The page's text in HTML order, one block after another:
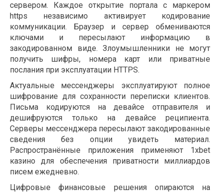
сервером. Каждое открытие портала с маркером
https независимо активирует кодирование
коммуникации. Браузер и сервер обмениваются
ключами и пересылают информацию в
закодированном виде. Злоумышленники не могут
получить шифры, номера карт или приватные
послания при эксплуатации HTTPS.
Актуальные мессенджеры эксплуатируют полное
шифрование для сохранности переписки клиентов.
Письма кодируются на девайсе отправителя и
дешифруются только на девайсе реципиента.
Серверы мессенджера пересылают закодированные
сведения без опции увидеть материал.
Распространённые приложения применяют 1xbet
казино для обеспечения приватности миллиардов
писем ежедневно.
Цифровые финансовые решения опираются на